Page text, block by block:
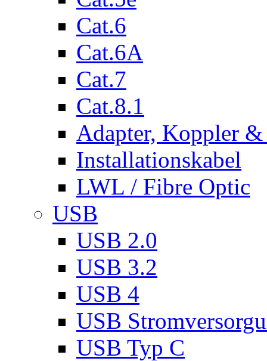
Cat.6
Cat.6A
Cat.7
Cat.8.1
Adapter, Koppler &
Installationskabel
LWL / Fibre Optic
USB
USB 2.0
USB 3.2
USB 4
USB
USB Typ C